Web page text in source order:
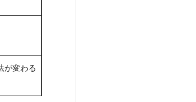
が変わる